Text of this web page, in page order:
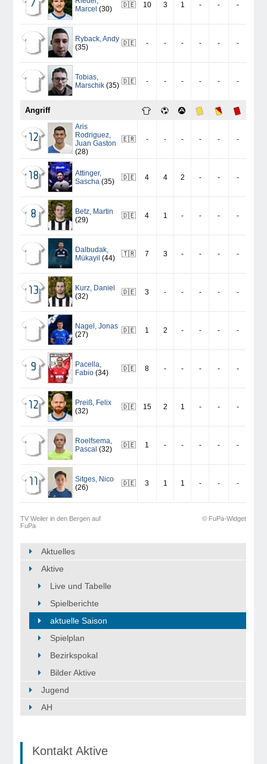
7
Marcel (30) 🇩🇪 10 3 1 - - -
Ryback,Andy
(35)
🇩🇪 - - - - - -
Tobias,
Marschik (35) 🇩🇪 - - - - - -
Angriff
12
Aris
Rodriguez,
Juan Gaston
(28)
🇪🇷 - - - - - -
18 Attinger,
Sascha (35) 🇩🇪 4 4 2 - - -
8 Betz, Martin
(29)
🇩🇪 4 1 - - - -
Dalbudak,
Mükayil (44) 🇹🇷 7 3 - - - -
13 Kurz, Daniel
(32)
🇩🇪 3 - - - - -
Nagel ,Jonas
(27)
🇩🇪 1 2 - - - -
9 Pacella,
Fabio (34) 🇩🇪 8 - - - - -
12 Preiß, Felix
(32)
🇩🇪 15 2 1 - - -
Roelfsema,
Pascal (32) 🇩🇪 1 - - - - -
11 Sitges, Nico
(26)
🇩🇪 3 1 1 - - -
© FuPa-Widget
TV Weiler in den Bergen auf
FuPa
Aktuelles
Aktive
Live und Tabelle
Spielberichte
aktuelle Saison
Spielplan
Bezirkspokal
Bilder Aktive
Jugend
AH
Kontakt Aktive